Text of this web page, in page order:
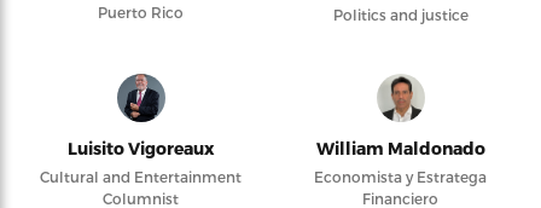
Puerto Rico
Politics and justice
Luisito Vigoreaux
Cultural and Entertainment
Columnist
William Maldonado
Economista y Estratega
Financiero